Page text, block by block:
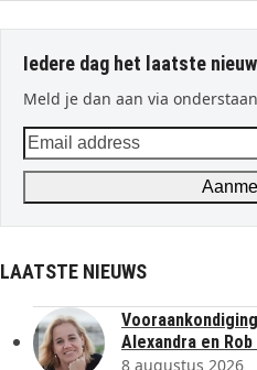
Iedere dag het laatste
Meld je dan aan via
Email
address
LAATSTE NIEUWS
Alexandra en Rob
8 augustus 2026